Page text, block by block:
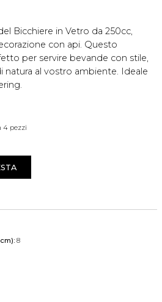
Bicchiere in Vetro da 250cc,
con api. Questo
per servire bevande con stile,
al vostro ambiente. Ideale
4 pezzi
8